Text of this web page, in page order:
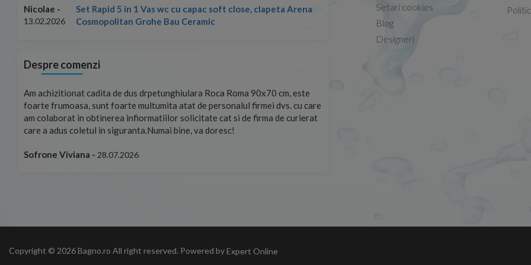
Nicolae -
13.02.2026
Set Rapid 5 in 1 Vas wc cu capac soft close, clapeta Arena
Cosmopolitan Grohe Bau Ceramic
13.02.2026
Despre comenzi
Am achizitionat cadita de dus drpetunghiulara Roca Roma 90x70 cm, este
foarte frumoasa, sunt foarte multumita atat de personalul firmei dvs. cu care
am colaborat in obtinerea infiormatiilor solicitate cat si de firma de curierat
care a adus coletul in siguranta.Numai bine, va doresc!
Sofrone Viviana - 28.07.2026
Setari cookies
Blog
Designeri
Copyright © 2026 Bagno.ro All right reserved. Powered byExpert Online